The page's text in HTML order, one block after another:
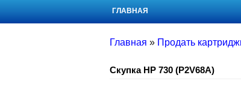
ГЛАВНАЯ
Главная » Продать
Скупка HP 730 (P2V68A)